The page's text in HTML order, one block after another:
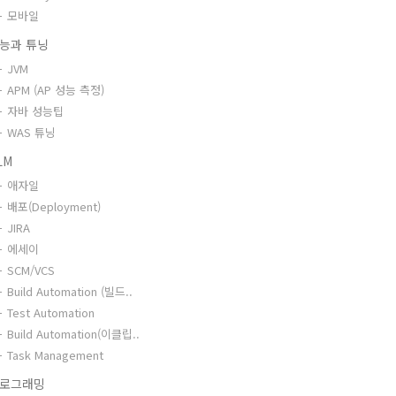
모바일
과 튜닝
JVM
APM (AP 성능 측정)
자바 성능팁
WAS 튜닝
애자일
배포(Deployment)
JIRA
에세이
SCM/VCS
Build Automation (빌드..
Test Automation
Build Automation(이클립..
Task Management
그래밍